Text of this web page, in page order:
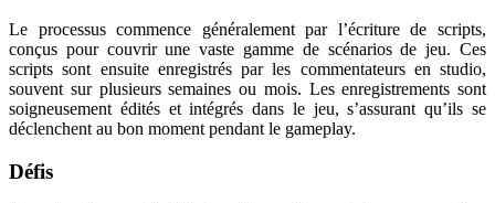
Le processus commence généralement par l’écriture de scripts,
conçus pour couvrir une vaste gamme de scénarios de jeu. Ces
scripts sont ensuite enregistrés par les commentateurs en studio,
souvent sur plusieurs semaines ou mois. Les enregistrements sont
soigneusement édités et intégrés dans le jeu, s’assurant qu’ils se
déclenchent au bon moment pendant le gameplay.
Défis